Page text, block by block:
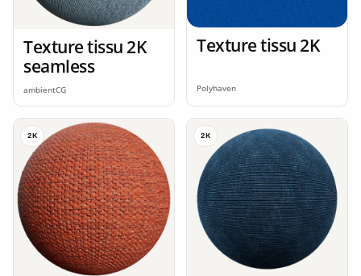
Texture tissu 2K
seamless
ambientCG
Texture tissu 2K
Polyhaven
2K 2K